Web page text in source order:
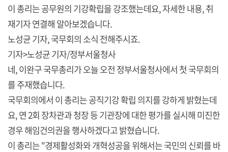
이 총리는 공무원의 기강확립을 강조했는데요, 자세한 내용, 취
재기자 연결해 알아보겠습니다.
노성균 기자, 국무회의 소식 전해주시죠.
기자>노성균 기자/정부서울청사
네, 이완구 국무총리가 오늘 오전 정부서울청사에서 첫 국무회의
를 주재했습니다.
국무회의에서 이 총리는 공직기강 확립 의지를 강하게 밝혔는데
요, 연 2회 장차관과 청장 등 기관장에 대한 평가를 실시해 미진한
경우 해임건의권을 행사하겠다고 밝혔습니다.
이 총리는 "경제활성화와 개혁성공을 위해서는 국민의 신뢰를 바